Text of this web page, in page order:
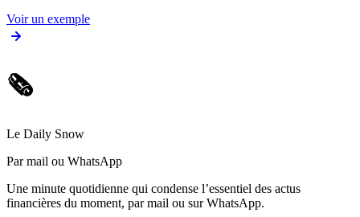
Voir un exemple
🗞️
Le Daily Snow
Par mail ou WhatsApp
Une minute quotidienne qui condense l’essentiel des actus
financières du moment, par mail ou sur WhatsApp.